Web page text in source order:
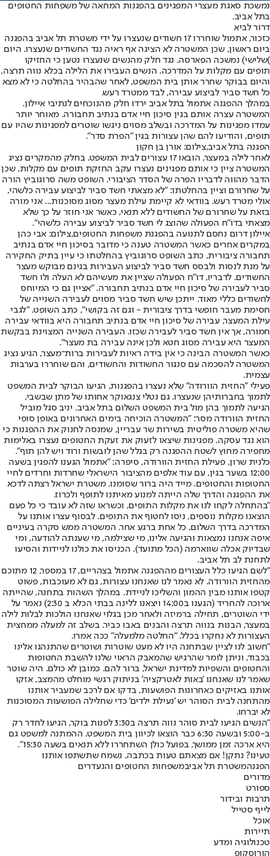
נמשכת סאגת מעצרי המפגינים בהפגנות המחאה של משפחות החטופים
בתל אביב.
דרור לביא
כזכור, אתמול שוחררו 17 חשודים שנעצרו על ידי משטרת תל אביב בהפגנה
ביום ראשון, שכן המשטרה לא הציגה אף ראיה נגד החשודים שנעצרו. היום
)שלישי) נמשכה הפארסה. נגד חלק מהנשים שנעצרו נטען כי החזיקו
תופים עם מקלות על המדרכה. הנשים העבירו את הלילה בכלא נווה תרצה,
והיום בבוקר שחרר אותן בית המשפט, לאחר שהבהיר בהחלטה כי לא מצא
כל חשד סביר לביצוע עבירה, לבד ממטרד רעש.
במהלך ההפגנה אתמול בתל אביב ירדו חלק מהנוכחים לנתיבי איילון.
המשטרה עצרה אותם בגין סיכון חיי אדם בנתיב תחבורה. מאוחר יותר
עמדו מפגינות על המדרכה ובשלב מסוים ניגשו שוטרים למפגינות שהיו עם
תופים, והודיעו להם שהן עצורות בגין "הפרת סדר".
הפגנה בתל אביב,צילום: אורן בן חקון
לאחר לילה במעצר, הובאו 17 עצורים לבית המשפט. בחלק מהמקרים נציג
המשטרה ציין כי אותם מפגינים נעצרו עקב החזקת תופים עם מקלות, שכן
הדבר מהווה לדבריו הפרה של הסדר הציבורי. השופט משה סרוגוביץ הורה
על שחרורם וציין בהחלטתו: "לא מצאתי חשד סביר לביצוע עבירה כלשהי,
אולי מטרד רעש. בוודאי לא קיימת עילת מעצר מסוג מסוכנות... אני מורה
בזאת על שחרורם של החשודים ללא תנאי, כאשר אני חוזר על כך שלא
מצאתי בדו"ח הפעולה שהוצג לי חשד סביר לביצוע עבירה כלשהי".
איילון דרום נחסם לתנועה בהפגנת משפחות החטופים,צילום: אבי כהן
במקרים אחרים כאשר המשטרה טענה כי מדובר בסיכון חיי אדם בנתיב
תחבורה ציבורית, כתב השופט סרוגוביץ בהחלטתו כי עיין בתיק החקירה
על מנת לנסות ולבסס חשד סביר לביצוע העבירות בגינם מבוקש מעצר
החשודים. לדבריו, דו"ח הפעולה שציין את מעשיהם לא העלה ולו חשד
סביר לעבירה של סיכון חיי אדם בנתיב תחבורה. "אציין גם כי המיוחס
לחשודים כללי מאוד. ייתכן שיש חשד סביר מסוים לעבירה השנייה של
חסימת מעבר חופשי בדרך ציבורית - וגם זה בקושי", כתב השופט. "לגבי
עילת המעצר, עבירה של סיכון חיי אדם בנתיב תחבורה היא בוודאי עבירה
חמורה, אך אין חשד סביר לעבירה שכזו. העבירה השנייה המצוינת בבקשת
המעצר היא עבירה מסוג חטא ולכן אינה עבירה בת מעצר".
כאשר המשטרה הבינה כי אין בידה ראיות לעבירות ברות־מעצר, הגיע נציג
המשטרה להסכמה עם סנגור החשודות והחשודים, והם שוחררו בערבות
עצמית.
פעילי "החזית הוורודה" שלא נעצרו בהפגנות, הגיעו הבוקר לבית המשפט
לתמוך בחברותיהן שנעצרו. גם נטלי צנגאוקר אחותו של מתן שבשבי,
הגיעה לתמוך בהן מול בית המשפט השלום בתל אביב. יניב סגל מוביל
החזית הוורודה מסר: "המשטרה הוכיחה בימים האחרונים באופן סופי
שהיא משטרה פוליטית בשירות שר עבריין, שמנסה לחנוק את ההפגנות כי
הוא נגד עסקה. מפגינות שיצאו לזעוק את זעקת החטופים נעצרו באלימות
מחפירה מחוץ לשטח ההפגנה רק בגלל שהן לובשות ורוד ויש להן תוף".
כלנית שרון, פעילת החזית הוורודה, סיפרה: "אתמול הגענו להפגין בשעה
12:00 בשער בגין, עם עוד אלפים מהציבור הישראלי שחרדות וחרדים לחיי
החטופות והחטופים. מייד היה ברור שסומנו. משטרת ישראל רצתה לדכא
את ההפגנה והדרך שלה הייתה למנוע מאיתנו לתופף ולכרוז.
"בהתחלה לקחו לנו את מקלות התופים, וכשראו שזה לא עובד כי כל פעם
הוצאנו מקלות נוספים, ניסו לחטוף את התופים. לבסוף עצרו אותנו על
המדרכה בדרך השלום, כל אחת ברגע אחר. המשטרה ממש סקרה בעיניים
איפה אנחנו נמצאות והגיעה אלינו, מי שצילמה, מי שענתה להודעה, ומי
שבדיוק אכלה שווארמה (הכל מתועד). הכניסו את כולנו לניידות והסיעו
לתחנת לב תל אביב.
"לשם הגיעו כלל העצורים מההפגנה אתמול בצהריים, 17 במספר, 12 מתוכם
מהחזית הוורודה. לא נאמר לנו שאנחנו עצורות, גם לא מעוכבות, פשוט
קטפו אותנו מבין ההמון והשליכו לניידת. במהלך השהות בתחנה, שהייתה
ארוכה להחריד (הגענו ב14:00 ויצאנו ללינה בבתי הכלא ב 2:30) נאמר על
ידי השוטרים, תחילה ברמיזה ולאחר מכן בגלוי שאנחנו הולכות לבלות לילה
במעצר, הבנות בנווה תרצה והבנים באבו כביר. בשלב זה למעלה ממחצית
העצורות לא נחקרו בכלל. ״החלטה מלמעלה״ ככה אמרו.
"חשוב לנו לציין שבתחנה היו לא מעט שוטרות ושוטרים שהתנהגו אלינו
בכבוד, וניתן לומר שהרגיש שהמאבק הראוי שלנו להשבת החטופות
והחטופים והשפיות למדינת ישראל, ברור להם. כמובן לא כולם. היה שוטר
שאמר לנו שאנחנו 'באות לאטרקציה' בניתוק רגשי מוחלט מהמצב, אזקו
אותנו באזיקים כאחרונות הפושעות, בדקו אם לרכב שמעביר אותנו
מהתחנה לבית הסוהר יש 'נעילת ילדים' כדי שחלילה הפושעות המסוכנות
לא יברחו.
"הנשים הגיעו לבית סוהר נווה תרצה ב3:30 לפנות בוקר, הגיעו לחדר רק
ב-5:00 ובשעה 6:30 כבר הוצאו לכיוון בית המשפט. ההמתנה למשפט גם
היא ארכה זמן ממושך, בפועל כולן השתחררו ללא תנאים בשעה 15:30".
טעינו? נתקן! אם מצאתם טעות בכתבה, נשמח שתשתפו אותנו
הפגנהמשטרת תל אביבמשפחות החטופים והנעדרים
מדורים
ספורט
תרבות ובידור
לייף סטייל
אוכל
תיירות
טכנולוגיה ומדע
הורוסקופ